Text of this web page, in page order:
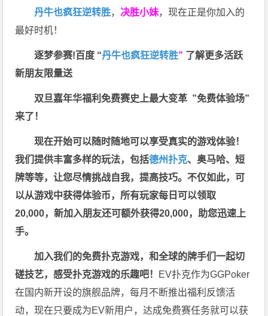
丹牛也疯狂逆转胜， 决胜小妹，现在正是你加入的
最好时机！
逐梦参赛!百度 “丹牛也疯狂逆转胜” 了解更多活跃
新朋友限量送
双旦嘉年华福利免费赛史上最大变革 ”免费体验场”
来了！
现在开始可以随时随地可以享受真实的游戏体验！
我们提供丰富多样的玩法，包括德州扑克、奥马哈、短
牌等等，让您尽情挑战自我，提高技巧。不仅如此， 可
以从游戏中获得体验币，所有玩家每日可以领取
20,000，新加入朋友还可额外获得20,000，助您迅速上
手。
加入我们的免费扑克游戏，和全球的牌手们一起切
磋技艺，感受扑克游戏的乐趣吧！ EV扑克作为GGPoker
在国内新开设的旗舰品牌，每月不断推出福利反馈活
动，现在只要成为EV新用户，达成免费赛任务就可以获